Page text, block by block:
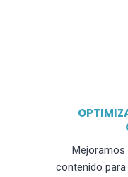
Mejoramos
contenido